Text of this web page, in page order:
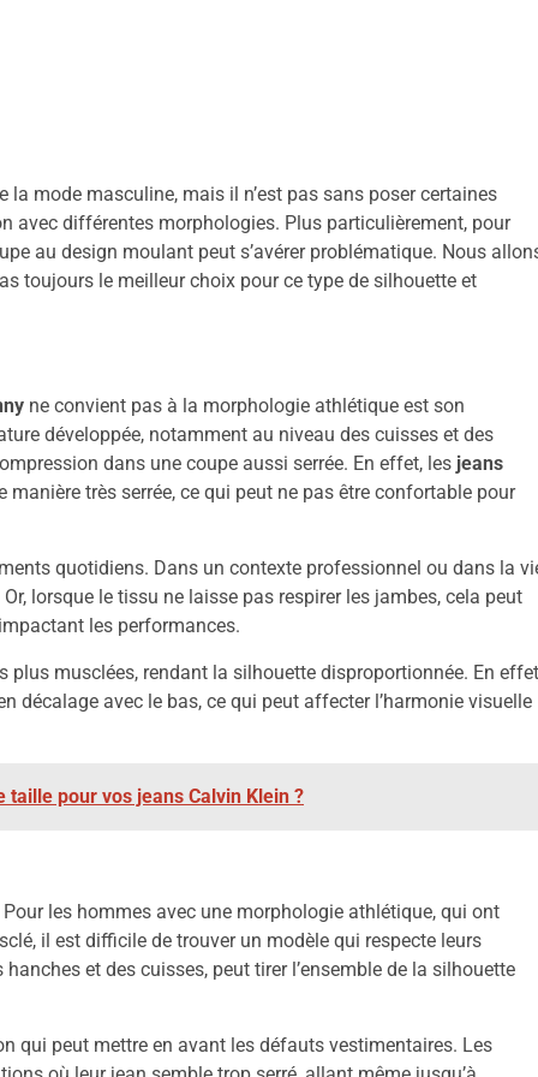
mode masculine, mais il n’est pas sans poser certaines
avec différentes morphologies. Plus particulièrement, pour
au design moulant peut s’avérer problématique. Nous
toujours le meilleur choix pour ce type de silhouette et
ne convient pas à la morphologie athlétique est son
développée, notamment au niveau des cuisses et des
dans une coupe aussi serrée. En effet, les jeans
très serrée, ce qui peut ne pas être confortable pour
quotidiens. Dans un contexte professionnel ou dans la
lorsque le tissu ne laisse pas respirer les jambes, cela peut
les performances.
plus musclées, rendant la silhouette disproportionnée. En
décalage avec le bas, ce qui peut affecter l’harmonie visuelle
pour vos jeans Calvin Klein ?
les hommes avec une morphologie athlétique, qui ont
il est difficile de trouver un modèle qui respecte leurs
et des cuisses, peut tirer l’ensemble de la silhouette
qui peut mettre en avant les défauts vestimentaires. Les